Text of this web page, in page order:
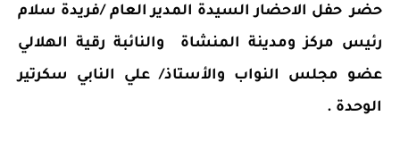
عضو مجلس النواب والأستاذ
/ علي النابي سكرتير
الوحدة .